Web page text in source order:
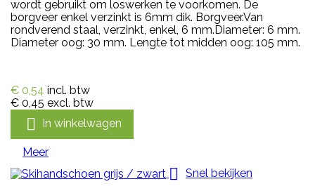
wordt gebruikt om loswerken te voorkomen. De
borgveer enkel verzinkt is 6mm dik. Borgveer.Van
rondverend staal, verzinkt, enkel, 6 mm.Diameter: 6 mm.
Diameter oog: 30 mm. Lengte tot midden oog: 105 mm.
€ 0,54 incl. btw
€ 0,45 excl. btw
 In winkelwagen
Meer

Snel bekijken